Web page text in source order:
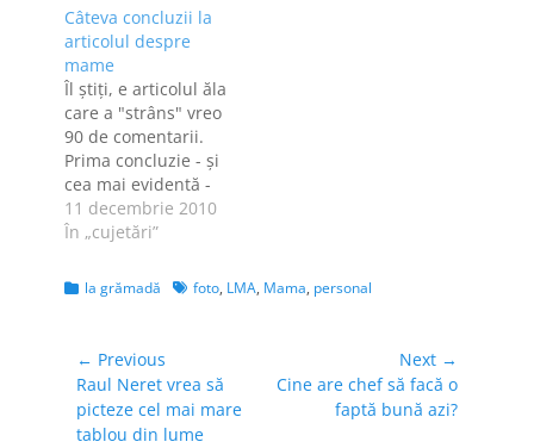
făcea decât să-şi
descrie ziua
anterioară, o zi de
marţi absolut
plictistioare. Textul
era atât de sec,…
Câteva concluzii la
articolul despre
mame
Îl ştiţi, e articolul ăla
care a "strâns" vreo
90 de comentarii.
Prima concluzie - şi
cea mai evidentă -
este că mamele care
stau doi ani acasă,
foarte mult timp
liber la dispoziţie.
că maternitatea este
un job full time,
chiar…
11 decembrie 2010
În „cujetări”
Categories
la grămadă Tagsfoto, LMA, Mama, personal
Navigare
în
articole
← Previous
Previous
post:
Raul Neret vrea să
picteze cel mai mare
tablou din lume
Next →
Next
Cine are chef să facă o
faptă bună azi?